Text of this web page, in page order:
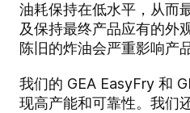
油耗保持在低水平，从而
及保持最终产品应有的外
陈旧的炸油会严重影响产
我们的 GEA EasyFry 和
现高产能和可靠性。我们